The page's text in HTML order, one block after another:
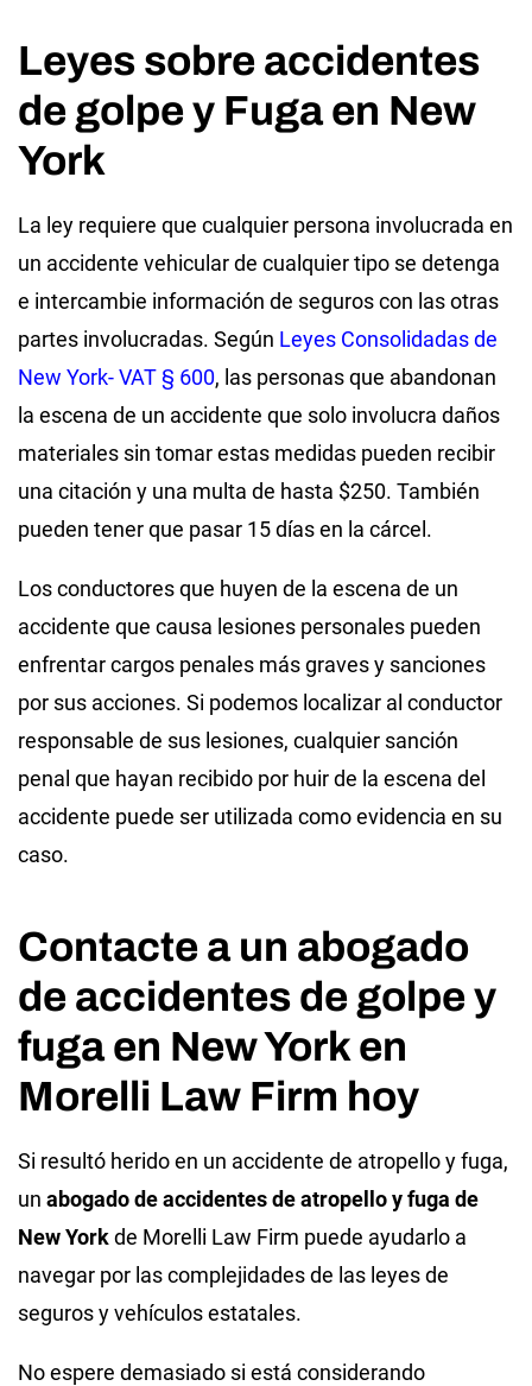
Leyes sobre accidentes
de golpe y Fuga en New
York
La ley requiere que cualquier persona involucrada en
un accidente vehicular de cualquier tipo se detenga
e intercambie información de seguros con las otras
partes involucradas. Según Leyes Consolidadas de
New York- VAT § 600, las personas que abandonan
la escena de un accidente que solo involucra daños
materiales sin tomar estas medidas pueden recibir
una citación y una multa de hasta $250. También
pueden tener que pasar 15 días en la cárcel.
Los conductores que huyen de la escena de un
accidente que causa lesiones personales pueden
enfrentar cargos penales más graves y sanciones
por sus acciones. Si podemos localizar al conductor
responsable de sus lesiones, cualquier sanción
penal que hayan recibido por huir de la escena del
accidente puede ser utilizada como evidencia en su
caso.
Contacte a un abogado
de accidentes de golpe y
fuga en New York en
Morelli Law Firm hoy
Si resultó herido en un accidente de atropello y fuga,
un abogado de accidentes de atropello y fuga de
New Yorkde Morelli Law Firm puede ayudarlo a
navegar por las complejidades de las leyes de
seguros y vehículos estatales.
No espere demasiado si está considerando